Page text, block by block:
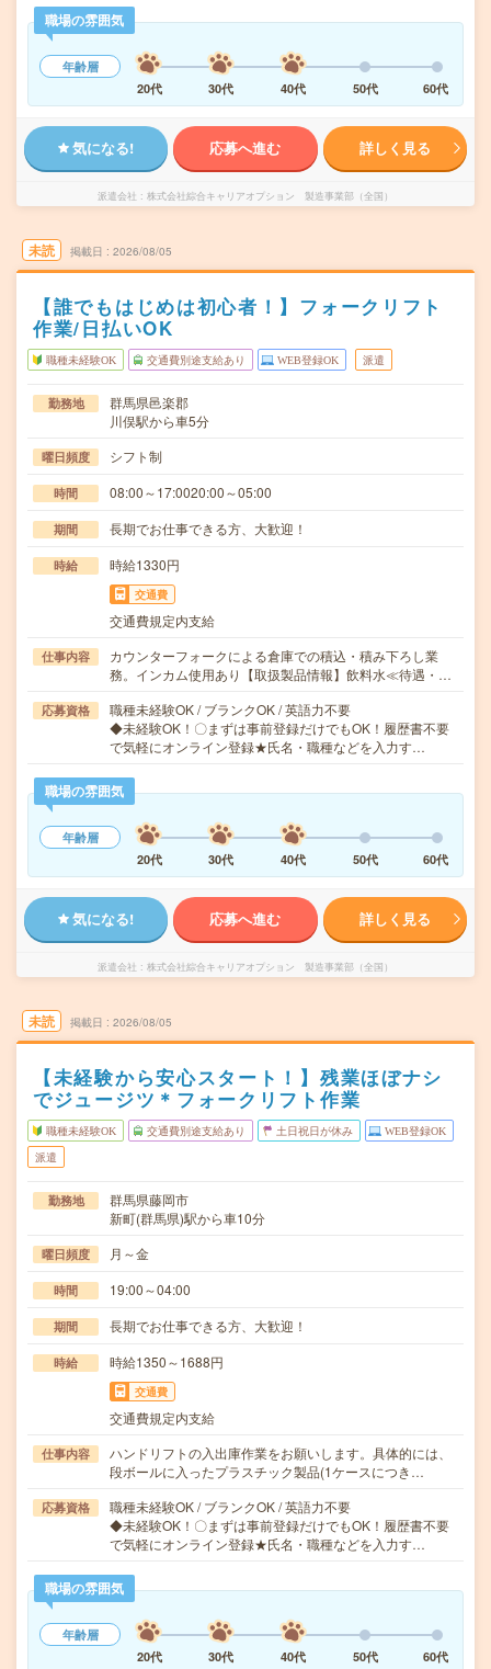
職場の雰囲気
年齢層
20代
30代 40代 50代 60代
気になる! 応募へ進む 詳しく見る
派遣会社 株式会社綜合キャリアオプション 製造事業部（全国）
未読 掲載日 2026/08/05
【誰でもはじめは初心者！】フォークリフト
作業/日払いOK
職種未経験OK 交通費別途支給あり WEB登録OK 派遣
勤務地
群馬県邑楽郡
川俣駅から車5分
曜日頻度 シフト制
時間 08:00～17:0020:00～05:00
期間 長期でお仕事できる方、大歓迎！
時給 時給1330円
交通費
交通費規定内支給
仕事内容
カウンターフォークによる倉庫での積込・積み下ろし業
務。インカム使用あり【取扱製品情報】飲料水≪待遇・…
応募資格
職種未経験OK / ブランクOK / 英語力不要
◆未経験OK！〇まずは事前登録だけでもOK！履歴書不要
で気軽にオンライン登録★氏名・職種などを入力す…
職場の雰囲気
年齢層
20代
30代 40代 50代 60代
気になる! 応募へ進む 詳しく見る
派遣会社 株式会社綜合キャリアオプション 製造事業部（全国）
未読 掲載日 2026/08/05
【未経験から安心スタート！】残業ほぼナシ
でジュージツ＊フォークリフト作業
職種未経験OK 交通費別途支給あり 土日祝日が休み WEB登録OK
派遣
勤務地
群馬県藤岡市
新町(群馬県)駅から車10分
曜日頻度 月～金
時間 19:00～04:00
期間 長期でお仕事できる方、大歓迎！
時給 時給1350～1688円
交通費
交通費規定内支給
仕事内容
ハンドリフトの入出庫作業をお願いします。具体的には、
段ボールに入ったプラスチック製品(1ケースにつき…
応募資格
職種未経験OK / ブランクOK / 英語力不要
◆未経験OK！〇まずは事前登録だけでもOK！履歴書不要
で気軽にオンライン登録★氏名・職種などを入力す…
職場の雰囲気
年齢層
20代
30代 40代 50代 60代